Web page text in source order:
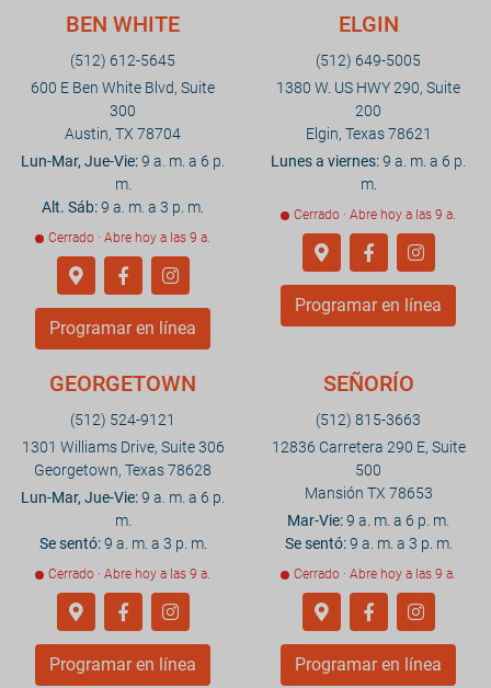
BEN WHITE
(512) 612-5645
600 E Ben White Blvd, Suite
300
Austin, TX 78704
Lun-Mar, Jue-Vie:9 a. m. a 6 p.
m.
Alt. Sáb:9 a. m. a 3 p. m.
Cerrado · Abre hoy a las 9 a.
Programar en línea
ELGIN
(512) 649-5005
1380 W. US HWY 290, Suite
200
Elgin, Texas 78621
Lunes a viernes:9 a. m. a 6 p.
m.
Cerrado · Abre hoy a las 9 a.
Programar en línea
GEORGETOWN
(512) 524-9121
1301 Williams Drive, Suite 306
Georgetown, Texas 78628
Lun-Mar, Jue-Vie:9 a. m. a 6 p.
m.
Se sentó:9 a. m. a 3 p. m.
Cerrado · Abre hoy a las 9 a.
Programar en línea
SEÑORÍO
(512) 815-3663
12836 Carretera 290 E, Suite
500
Mansión TX 78653
Mar-Vie:9 a. m. a 6 p. m.
Se sentó:9 a. m. a 3 p. m.
Cerrado · Abre hoy a las 9 a.
Programar en línea